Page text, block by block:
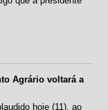
Agrário voltará a
hoje (11), ao